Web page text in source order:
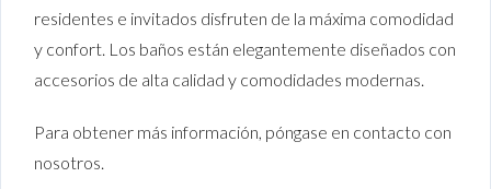
residentes e invitados disfruten de la máxima comodidad
y confort. Los baños están elegantemente diseñados con
accesorios de alta calidad y comodidades modernas.
Para obtener más información, póngase en contacto con
nosotros.